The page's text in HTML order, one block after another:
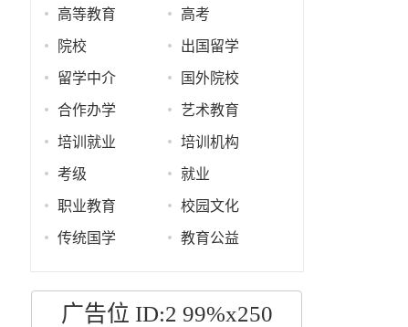
高等教育 高考
院校 出国留学
留学中介 国外院校
合作办学 艺术教育
培训就业 培训机构
考级 就业
职业教育 校园文化
传统国学 教育公益
广告位 ID:2 99%x250